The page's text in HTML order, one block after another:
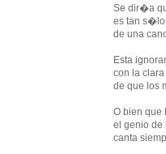
Se dir�a
es tan s�lo
de una
Esta
con la
de que los
O bien que
el genio de
canta